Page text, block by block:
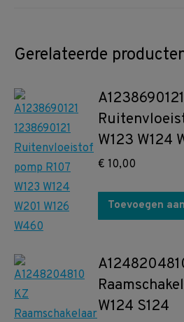
Gerelateerde
W123 W124
€ 10,00
Toevoegen
W124 S124